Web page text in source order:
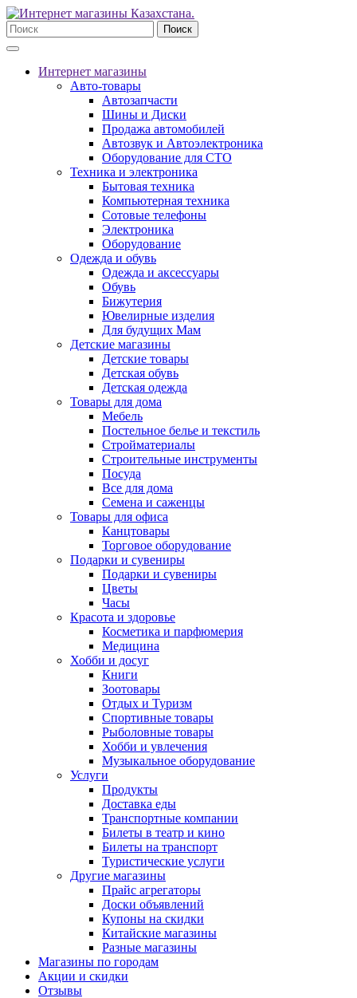
Поиск
Интернет магазины
Авто-товары
Автозапчасти
Шины и Диски
Продажа автомобилей
Автозвук и Автоэлектроника
Оборудование для СТО
Техника и электроника
Бытовая техника
Компьютерная техника
Сотовые телефоны
Электроника
Оборудование
Одежда и обувь
Одежда и аксессуары
Обувь
Бижутерия
Ювелирные изделия
Для будущих Мам
Детские магазины
Детские товары
Детская обувь
Детская одежда
Товары для дома
Мебель
Постельное белье и текстиль
Стройматериалы
Строительные инструменты
Посуда
Все для дома
Семена и саженцы
Товары для офиса
Канцтовары
Торговое оборудование
Подарки и сувениры
Подарки и сувениры
Цветы
Часы
Красота и здоровье
Косметика и парфюмерия
Медицина
Хобби и досуг
Книги
Зоотовары
Отдых и Туризм
Спортивные товары
Рыболовные товары
Хобби и увлечения
Музыкальное оборудование
Услуги
Продукты
Доставка еды
Транспортные компании
Билеты в театр и кино
Билеты на транспорт
Туристические услуги
Другие магазины
Прайс агрегаторы
Доски объявлений
Купоны на скидки
Китайские магазины
Разные магазины
Магазины по городам
Акции и скидки
Отзывы